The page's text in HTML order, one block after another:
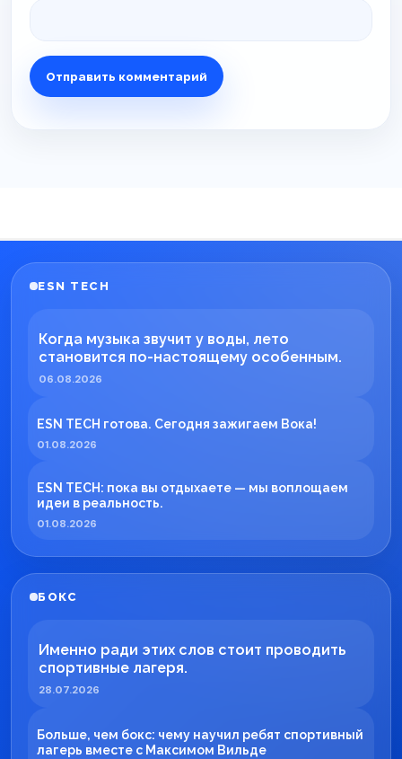
ESN TECH
Когда музыка звучит у воды, лето
становится по-настоящему особенным.
06.08.2026
ESN TECH готова. Сегодня зажигаем Вока!
01.08.2026
ESN TECH: пока вы отдыхаете — мы воплощаем
идеи в реальность.
01.08.2026
БОКС
Именно ради этих слов стоит проводить
спортивные лагеря.
28.07.2026
Больше, чем бокс: чему научил ребят спортивный
лагерь вместе с Максимом Вильде